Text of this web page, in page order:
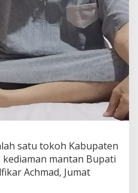
satu tokoh Kabupaten
mantan Bupati
Achmad, Jumat